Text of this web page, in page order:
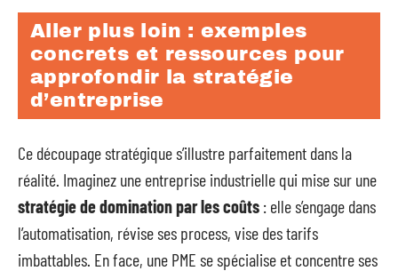
Aller plus loin : exemples
concrets et ressources pour
approfondir la stratégie
d’entreprise
Ce découpage stratégique s’illustre parfaitement dans la
réalité. Imaginez une entreprise industrielle qui mise sur une
stratégie de domination par les coûts : elle s’engage dans
l’automatisation, révise ses process, vise des tarifs
imbattables. En face, une PME se spécialise et concentre ses